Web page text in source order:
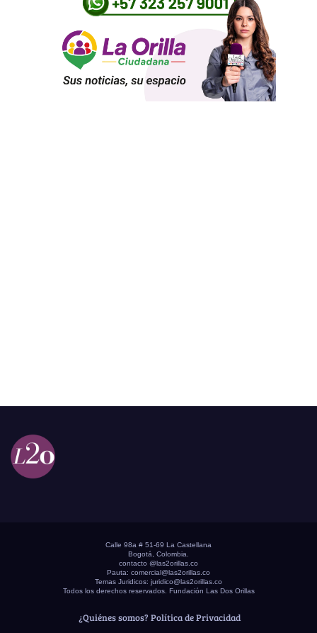
Calle 98a # 51-69 La Castellana
Bogotá, Colombia.
contacto @las2orillas.co
Pauta: comercial@las2orillas.co
Temas Juridicos: juridico@las2orillas.co
Todos los derechos reservados. Fundación Las Dos Orillas
¿Quiénes somos? Política de Privacidad